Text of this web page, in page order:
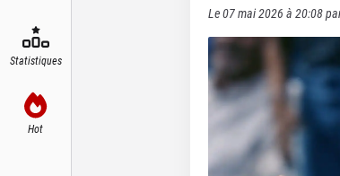
Statistiques
Hot
Le07 mai 2026 à 20:08